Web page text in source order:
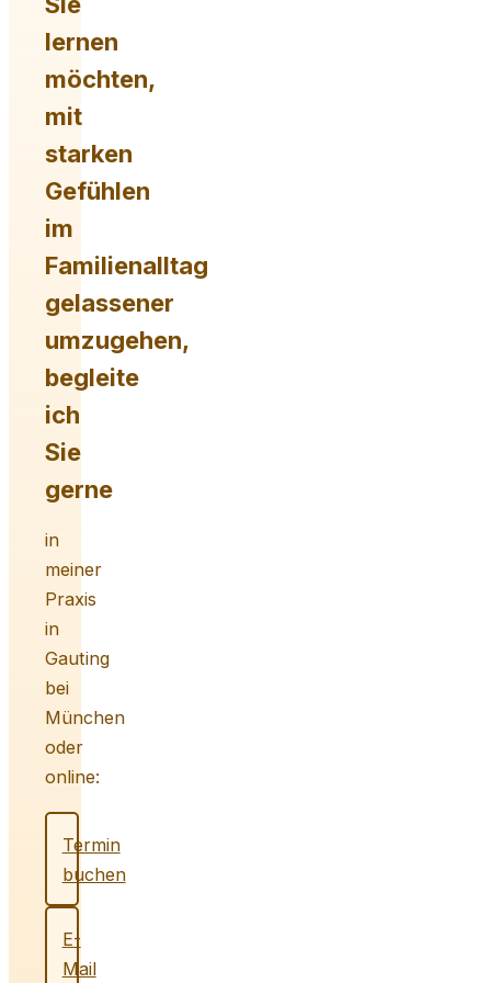
lernen
möchten,
mit
starken
Gefühlen
im
Familienalltag
gelassener
umzugehen,
begleite
ich
Sie
gerne
in
meiner
Praxis
in
Gauting
bei
München
oder
online:
Termin
buchen
E-
Mail